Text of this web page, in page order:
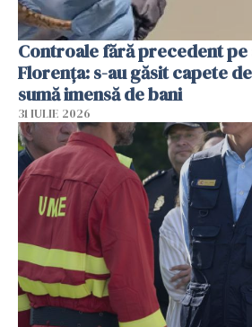
Controale fără precedent
Florența: s-au găsit capete
sumă imensă de bani
31 IULIE 2026